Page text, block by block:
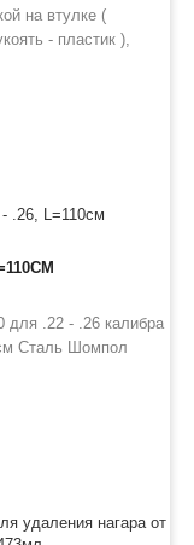
на втулке (
- пластик ),
для .22 - .26 калибра
Сталь Шомпол
нарезного
Выполнен из
нейлоновой